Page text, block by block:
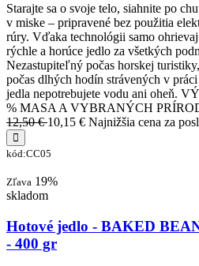
Starajte sa o svoje telo, siahnite po
v miske – pripravené bez použitia
rúry. Vďaka technológii samo
rýchle a horúce jedlo za všetkých
Nezastupiteľný počas horskej
počas dlhých hodín strávených v
jedla nepotrebujete vodu ani oheň.
% MASA A VYBRANÝCH
12,50 €10,15 € Najnižšia cena za
kód:CC05
Zľava 19%
skladom
Hotové jedlo - BAKED
- 400 gr